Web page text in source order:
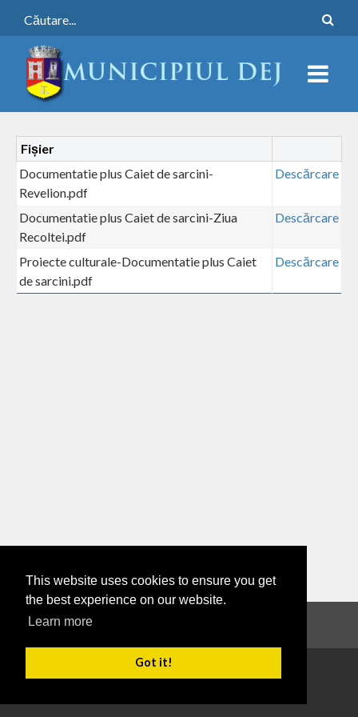
This website uses cookies to ensure you get
the best experience on our website.
Learn more
Got it!
Fișier
Documentatie plus Caiet de sarcini-
Revelion.pdf
Descărcare
Documentatie plus Caiet de sarcini-Ziua
Recoltei.pdf
Descărcare
Proiecte culturale-Documentatie plus Caiet
de sarcini.pdf
Descărcare
Informații de interes public
Copyright 2026